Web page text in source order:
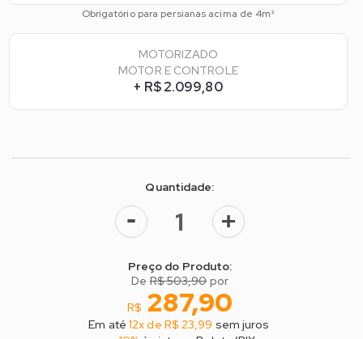
Obrigatório para persianas acima de 4m²
MOTORIZADO
MOTOR E CONTROLE
+ R$ 2.099,80
Quantidade:
- +
Preço do Produto:
DeR$ 503,90por
R$ 287,90
Em até12x de R$ 23,99 sem juros